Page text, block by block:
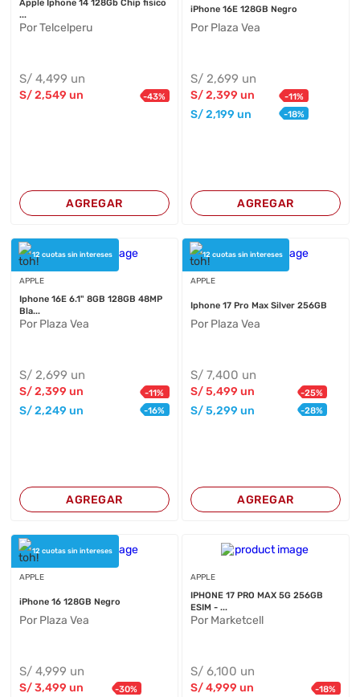
Apple Iphone 14 128Gb Chip fisico
...
Por Telcelperu
S/4,499 un
S/2,549 un -43%
AGREGAR
iPhone 16E 128GB Negro
Por Plaza Vea
S/ 2,699 un
S/2,399 un -11%
S/2,199 un -18%
AGREGAR
12 cuotas sin intereses
APPLE
Iphone 16E 6.1" 8GB 128GB 48MP
Bla...
Por Plaza Vea
S/2,699 un
S/2,399 un -11%
S/2,249 un -16%
AGREGAR
12 cuotas sin intereses
APPLE
Iphone 17 Pro Max Silver 256GB
Por Plaza Vea
S/ 7,400 un
S/5,499 un -25%
S/5,299 un -28%
AGREGAR
12 cuotas sin intereses
APPLE
iPhone 16 128GB Negro
Por Plaza Vea
S/4,999 un
S/3,499 un -30%
APPLE
IPHONE 17 PRO MAX 5G 256GB
ESIM - ...
Por Marketcell
S/ 6,100 un
S/4,999 un -18%